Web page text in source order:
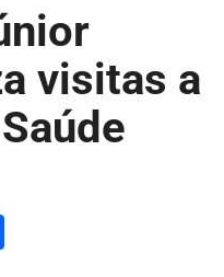
visitas a
Share